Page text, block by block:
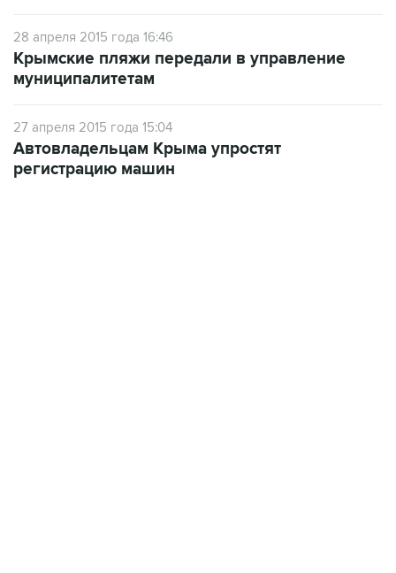
28 апреля 2015 года 16:46
Крымские пляжи передали в управление
муниципалитетам
27 апреля 2015 года 15:04
Автовладельцам Крыма упростят
регистрацию машин